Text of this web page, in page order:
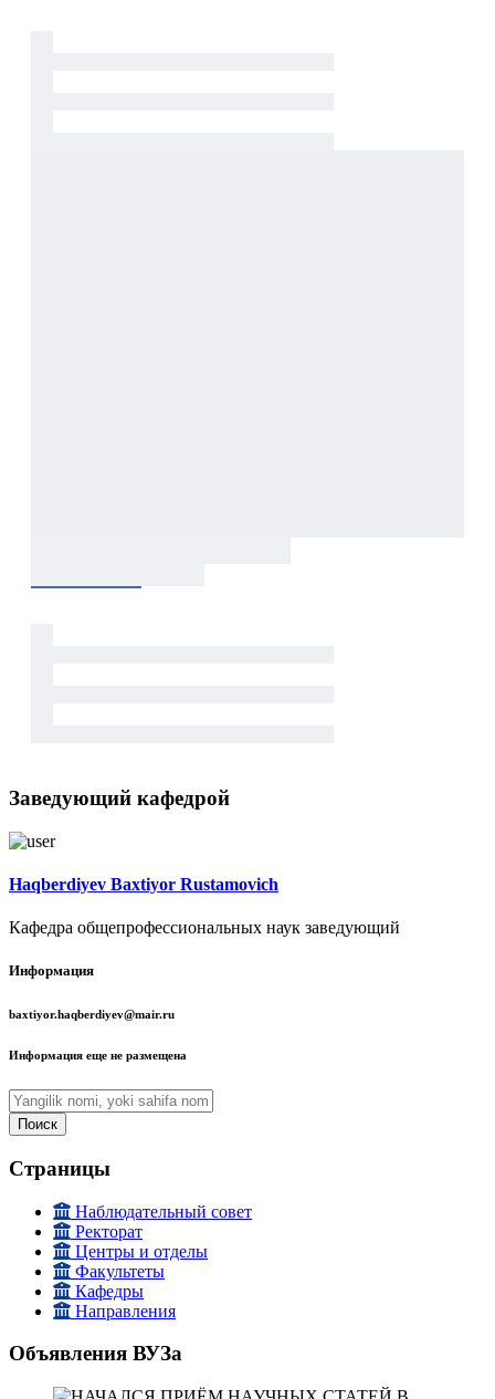
Заведующий кафедрой
Haqberdiyev Baxtiyor Rustamovich
Кафедра общепрофессиональных наук заведующий
Информация
baxtiyor.haqberdiyev@mair.ru
Информация еще не размещена
Поиск
Страницы
Наблюдательный совет
Ректорат
Центры и отделы
Факультеты
Кафедры
Направления
Объявления ВУЗа